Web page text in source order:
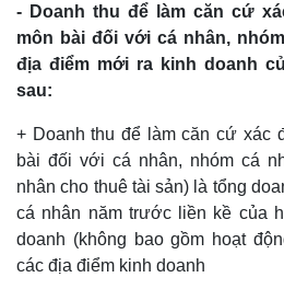
- Doanh thu để làm căn cứ
môn bài đối với cá nhân,
địa điểm mới ra kinh doanh
sau:
+ Doanh thu để làm căn cứ xác
bài đối với cá nhân, nhóm cá
nhân cho thuê tài sản) là tổng
cá nhân năm trước liền kề của
doanh (không bao gồm hoạt
các địa điểm kinh doanh